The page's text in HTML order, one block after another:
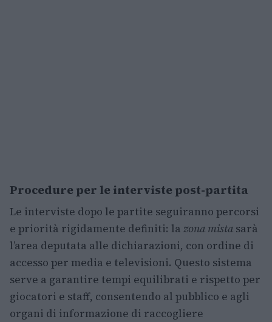
Procedure per le interviste post-partita
Le interviste dopo le partite seguiranno percorsi
e priorità rigidamente definiti: la zona mista sarà
l’area deputata alle dichiarazioni, con ordine di
accesso per media e televisioni. Questo sistema
serve a garantire tempi equilibrati e rispetto per
giocatori e staff, consentendo al pubblico e agli
organi di informazione di raccogliere